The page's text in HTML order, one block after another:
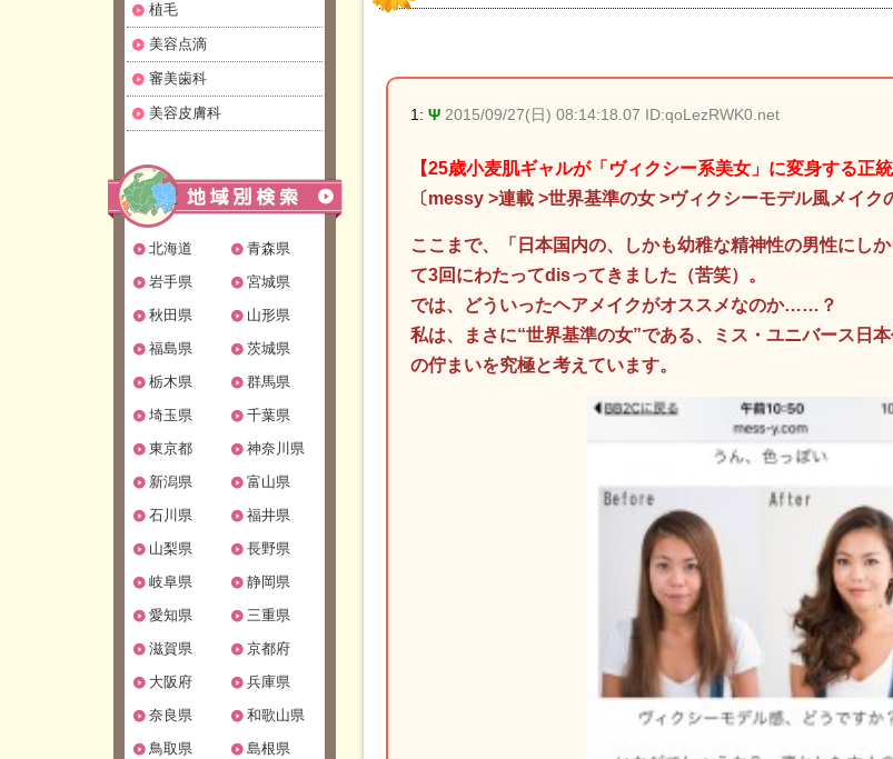
植毛
美容点滴
審美歯科
美容皮膚科
北海道
青森県
岩手県
宮城県
秋田県
山形県
福島県
茨城県
栃木県
群馬県
埼玉県
千葉県
東京都
神奈川県
新潟県
富山県
石川県
福井県
山梨県
長野県
岐阜県
静岡県
愛知県
三重県
滋賀県
京都府
大阪府
兵庫県
奈良県
和歌山県
鳥取県
島根県
1: Ψ 2015/09/27(日) 08:14:18.07 ID:qoLezRWK0.net
【25歳小麦肌ギャルが「ヴィクシー系美女」に変身する正
〔messy >連載 >世界基準の女 >ヴィクシーモデル風メイク
ここまで、「日本国内の、しかも幼稚な精神性の男性にし
て3回にわたってdisってきました（苦笑）。
では、どういったヘアメイクがオススメなのか……？
私は、まさに“世界基準の女”である、ミス・ユニバース日
の佇まいを究極と考えています。